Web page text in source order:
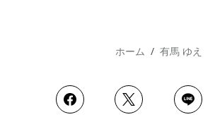
ホーム 有馬 ゆえ